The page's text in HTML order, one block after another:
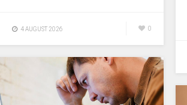
4 AUGUST 2026 0